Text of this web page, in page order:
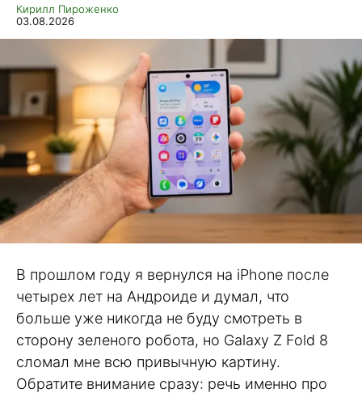
Кирилл Пироженко
03.08.2026
В прошлом году я вернулся на iPhone после
четырех лет на Андроиде и думал, что
больше уже никогда не буду смотреть в
сторону зеленого робота, но Galaxy Z Fold 8
сломал мне всю привычную картину.
Обратите внимание сразу: речь именно про